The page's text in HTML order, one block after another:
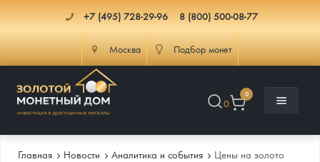
+7 (495) 728-29-96 8 (800) 500-08-77
Москва Подбор монет
0
0
Главная Новости Аналитика и события
Цены на золото